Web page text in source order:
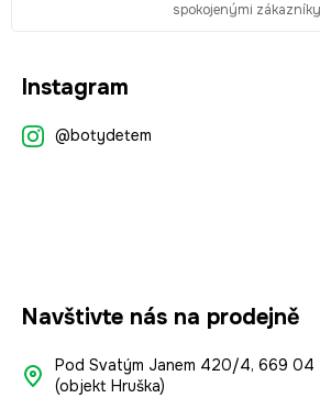
spokojenými zákazníky
Instagram
@botydetem
Navštivte nás na prodejně
Pod Svatým Janem 420/4, 669 04
(objekt Hruška)